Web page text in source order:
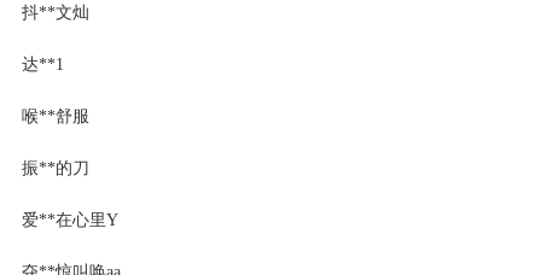
抖**文灿
达**1
喉**舒服
振**的刀
爱**在心里Y
夺**惊叫唤aa